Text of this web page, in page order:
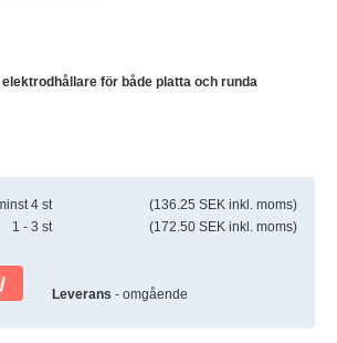
för både platta och runda
4 st
(136.25 SEK inkl. moms)
1 - 3 st (172.50 SEK inkl. moms)
Leverans - omgående